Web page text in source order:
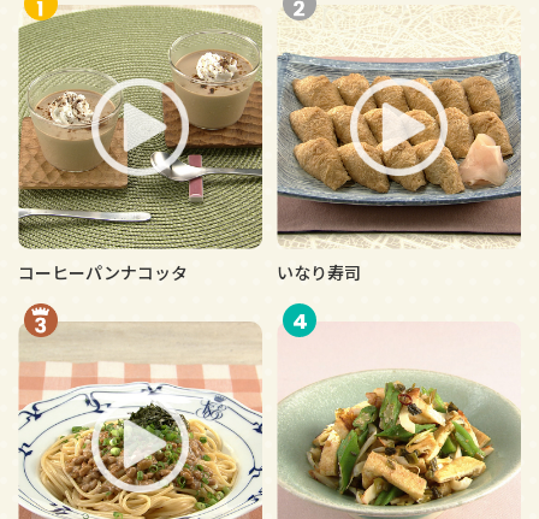
コーヒーパンナコッタ いなり寿司
4